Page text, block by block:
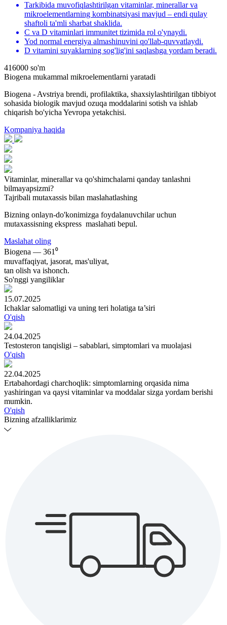
Tarkibida muvofiqlashtirilgan vitaminlar, minerallar va
mikroelementlarning kombinatsiyasi mavjud – endi qulay
shaftoli ta'mli sharbat shaklida.
C va D vitaminlari immunitet tizimida rol o'ynaydi.
Yod normal energiya almashinuvini qo'llab-quvvatlaydi.
D vitamini suyaklarning sog'lig'ini saqlashga yordam beradi.
416000 so'm
Biogena mukammal mikroelementlarni yaratadi
Biogena - Avstriya brendi, profilaktika, shaxsiylashtirilgan tibbiyot
sohasida biologik mavjud ozuqa moddalarini sotish va ishlab
chiqarish bo'yicha Yevropa yetakchisi.
Kompaniya haqida
Vitaminlar, minerallar va qo'shimchalarni qanday tanlashni
bilmayapsizmi?
Tajribali mutaxassis bilan maslahatlashing
Bizning onlayn-do'konimizga foydalanuvchilar uchun
mutaxassisning ekspress maslahati bepul.
Maslahat oling
Biogena — 361⁰
muvaffaqiyat, jasorat, mas'uliyat,
tan olish va ishonch.
So'nggi yangiliklar
15.07.2025
Ichaklar salomatligi va uning teri holatiga ta’siri
O'qish
24.04.2025
Testosteron tanqisligi – sabablari, simptomlari va muolajasi
O'qish
22.04.2025
Ertabahordagi charchoqlik: simptomlarning orqasida nima
yashiringan va qaysi vitaminlar va moddalar sizga yordam berishi
mumkin.
O'qish
Bizning afzalliklarimiz